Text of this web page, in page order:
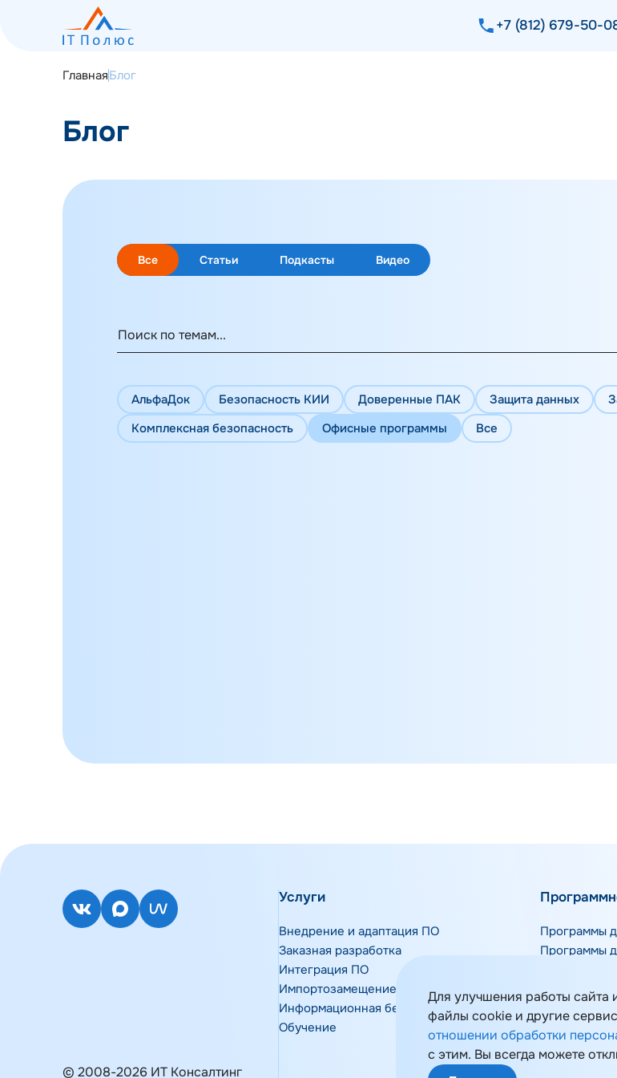
+7 (812) 679-50-
О компании
Услуги
ГлавнаяБлог
Блог
Все Статьи Подкасты Видео
АльфаДок Безопасность КИИ Доверенные ПАК Защита данных
Комплексная безопасность
Офисные программы Все
Для улучшения работы сайта
файлы cookie и другие
отношении обработки
с этим. Вы всегда можете
© 2008-2026 ИТ Консалтинг
Услуги
Внедрение и адаптация ПО
Заказная разработка
Интеграция ПО
Импортозамещение ПО
Информационная безопасность
Обучение
Программы
Программы
Средства